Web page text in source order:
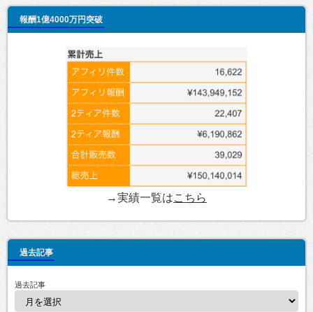
報酬1億4000万円突破
→実績一覧はこちら
過去記事
過去記事